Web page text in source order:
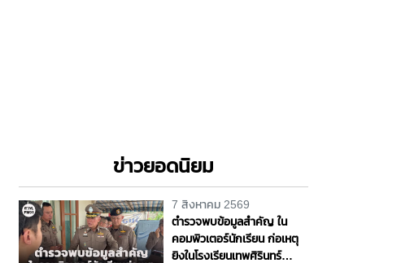
ข่าวยอดนิยม
7 สิงหาคม 2569
ตำรวจพบข้อมูลสำคัญ ใน
คอมพิวเตอร์นักเรียน ก่อเหตุ
ยิงในโรงเรียนเทพศิรินทร์